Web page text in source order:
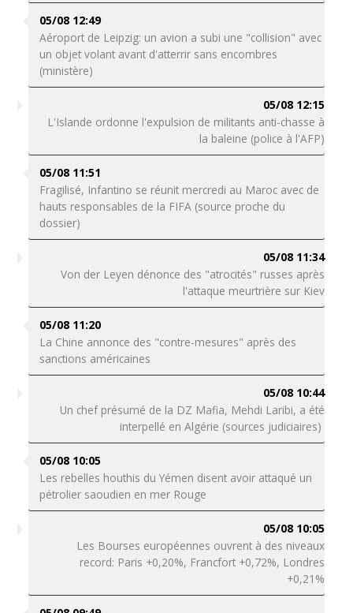
05/08 12:49
Aéroport de Leipzig: un avion a subi une "collision" avec
un objet volant avant d'atterrir sans encombres
(ministère)
05/08 12:15
L'Islande ordonne l'expulsion de militants anti-chasse à
la baleine (police à l'AFP)
05/08 11:51
Fragilisé, Infantino se réunit mercredi au Maroc avec de
hauts responsables de la FIFA (source proche du
dossier)
05/08 11:34
Von der Leyen dénonce des "atrocités" russes après
l'attaque meurtrière sur Kiev
05/08 11:20
La Chine annonce des "contre-mesures" après des
sanctions américaines
05/08 10:44
Un chef présumé de la DZ Mafia, Mehdi Laribi, a été
interpellé en Algérie (sources judiciaires)
05/08 10:05
Les rebelles houthis du Yémen disent avoir attaqué un
pétrolier saoudien en mer Rouge
05/08 10:05
Les Bourses européennes ouvrent à des niveaux
record: Paris +0,20%, Francfort +0,72%, Londres
+0,21%